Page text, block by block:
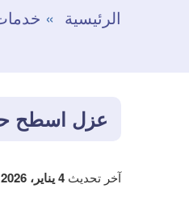
الرئيسية
عزل اسطح
آخر تحديث 4 يناير، 2026